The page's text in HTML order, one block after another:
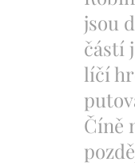
jsou
částí
líčí
Číně